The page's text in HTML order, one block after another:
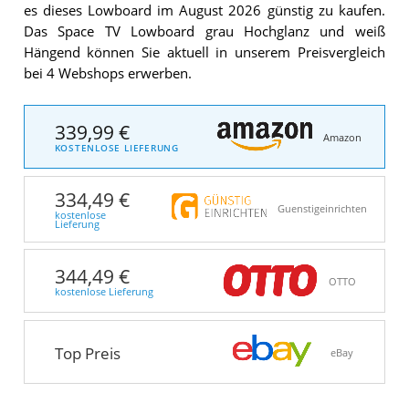
es dieses Lowboard im August 2026 günstig zu kaufen.
Das Space TV Lowboard grau Hochglanz und weiß
Hängend können Sie aktuell in unserem Preisvergleich
bei 4 Webshops erwerben.
339,99 €
KOSTENLOSE LIEFERUNG
Amazon
334,49 €
kostenlose
Lieferung
Guenstigeinrichten
344,49 €
kostenlose Lieferung
OTTO
Top Preis eBay